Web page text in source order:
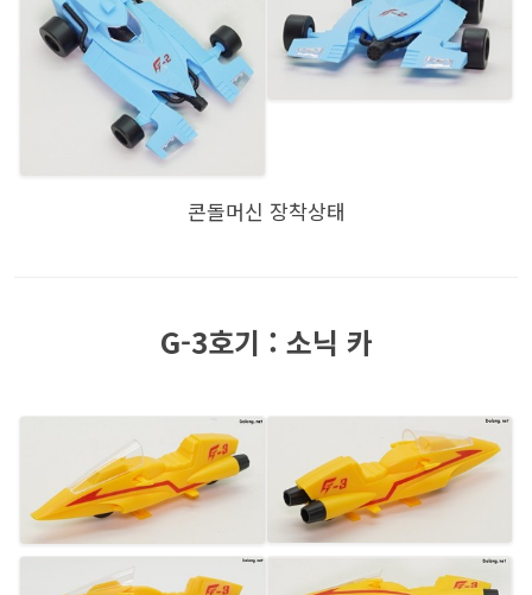
콘돌머신 장착상태
G-3호기 : 소닉 카